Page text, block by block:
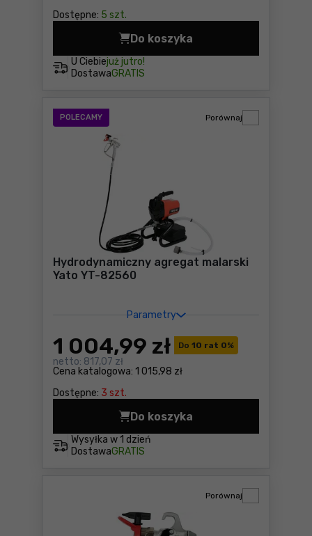
Dostępne: 5 szt.
U Ciebiejuż jutro!
DostawaGRATIS
Do koszyka
System natryskowy do
POLECAMY
Hydrodynamiczny agregat malarski
Yato YT-82560
Parametry
Do 10 rat 0%
Cena katalogowa: 1 015,98 zł
1 004,99 zł
netto: 817,07 zł
Dostępne: 3 szt.
Porównaj
Wysyłka w 1 dzień
DostawaGRATIS
Do koszyka
Hydrodynamiczny agregat
Porównaj